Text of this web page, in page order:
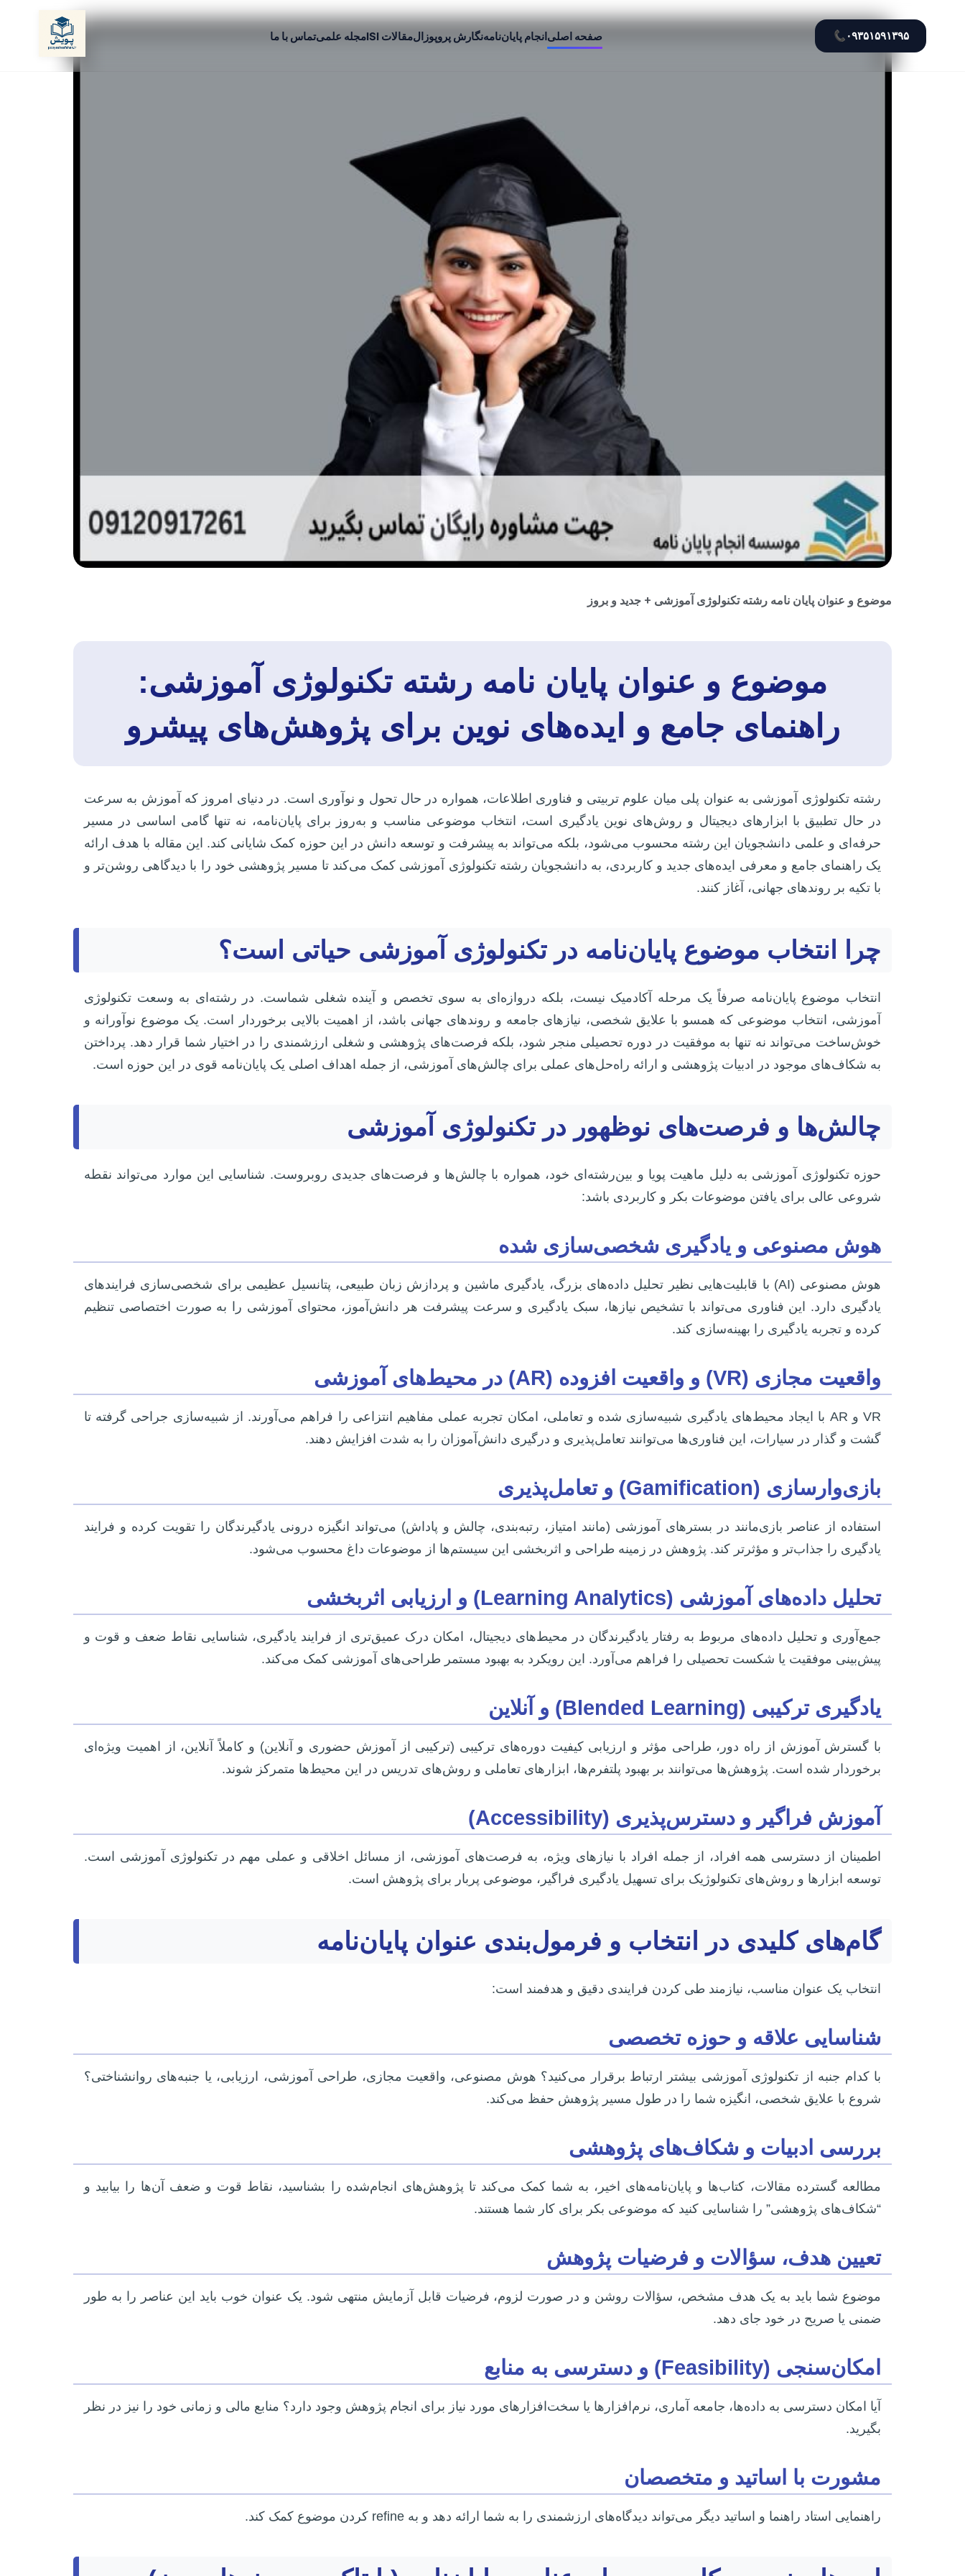
۰۹۳۵۱۵۹۱۳۹۵ 📞 صفحه اصلی انجام پایان‌نامهنگارش پروپوزالمقالات ISI مجله علمیتماس با ما
موضوع و عنوان پایان نامه رشته تکنولوژی آموزشی + جدید و بروز
موضوع و عنوان پایان نامه رشته تکنولوژی آموزشی:
راهنمای جامع و ایده‌های نوین برای پژوهش‌های پیشرو
رشته تکنولوژی آموزشی به عنوان پلی میان علوم تربیتی و فناوری اطلاعات، همواره در حال تحول و نوآوری است. در دنیای امروز که آموزش به سرعت
در حال تطبیق با ابزارهای دیجیتال و روش‌های نوین یادگیری است، انتخاب موضوعی مناسب و به‌روز برای پایان‌نامه، نه تنها گامی اساسی در مسیر
حرفه‌ای و علمی دانشجویان این رشته محسوب می‌شود، بلکه می‌تواند به پیشرفت و توسعه دانش در این حوزه کمک شایانی کند. این مقاله با هدف ارائه
یک راهنمای جامع و معرفی ایده‌های جدید و کاربردی، به دانشجویان رشته تکنولوژی آموزشی کمک می‌کند تا مسیر پژوهشی خود را با دیدگاهی روشن‌تر و
با تکیه بر روندهای جهانی، آغاز کنند.
چرا انتخاب موضوع پایان‌نامه در تکنولوژی آموزشی حیاتی است؟
انتخاب موضوع پایان‌نامه صرفاً یک مرحله آکادمیک نیست، بلکه دروازه‌ای به سوی تخصص و آینده شغلی شماست. در رشته‌ای به وسعت تکنولوژی
آموزشی، انتخاب موضوعی که همسو با علایق شخصی، نیازهای جامعه و روندهای جهانی باشد، از اهمیت بالایی برخوردار است. یک موضوع نوآورانه و
خوش‌ساخت می‌تواند نه تنها به موفقیت در دوره تحصیلی منجر شود، بلکه فرصت‌های پژوهشی و شغلی ارزشمندی را در اختیار شما قرار دهد. پرداختن
به شکاف‌های موجود در ادبیات پژوهشی و ارائه راه‌حل‌های عملی برای چالش‌های آموزشی، از جمله اهداف اصلی یک پایان‌نامه قوی در این حوزه است.
چالش‌ها و فرصت‌های نوظهور در تکنولوژی آموزشی
حوزه تکنولوژی آموزشی به دلیل ماهیت پویا و بین‌رشته‌ای خود، همواره با چالش‌ها و فرصت‌های جدیدی روبروست. شناسایی این موارد می‌تواند نقطه
شروعی عالی برای یافتن موضوعات بکر و کاربردی باشد:
هوش مصنوعی و یادگیری شخصی‌سازی شده
هوش مصنوعی (AI) با قابلیت‌هایی نظیر تحلیل داده‌های بزرگ، یادگیری ماشین و پردازش زبان طبیعی، پتانسیل عظیمی برای شخصی‌سازی فرایندهای
یادگیری دارد. این فناوری می‌تواند با تشخیص نیازها، سبک یادگیری و سرعت پیشرفت هر دانش‌آموز، محتوای آموزشی را به صورت اختصاصی تنظیم
کرده و تجربه یادگیری را بهینه‌سازی کند.
واقعیت مجازی (VR) و واقعیت افزوده (AR) در محیط‌های آموزشی
VR و AR با ایجاد محیط‌های یادگیری شبیه‌سازی شده و تعاملی، امکان تجربه عملی مفاهیم انتزاعی را فراهم می‌آورند. از شبیه‌سازی جراحی گرفته تا
گشت و گذار در سیارات، این فناوری‌ها می‌توانند تعامل‌پذیری و درگیری دانش‌آموزان را به شدت افزایش دهند.
بازی‌وارسازی (Gamification) و تعامل‌پذیری
استفاده از عناصر بازی‌مانند در بسترهای آموزشی (مانند امتیاز، رتبه‌بندی، چالش و پاداش) می‌تواند انگیزه درونی یادگیرندگان را تقویت کرده و فرایند
یادگیری را جذاب‌تر و مؤثرتر کند. پژوهش در زمینه طراحی و اثربخشی این سیستم‌ها از موضوعات داغ محسوب می‌شود.
تحلیل داده‌های آموزشی (Learning Analytics) و ارزیابی اثربخشی
جمع‌آوری و تحلیل داده‌های مربوط به رفتار یادگیرندگان در محیط‌های دیجیتال، امکان درک عمیق‌تری از فرایند یادگیری، شناسایی نقاط ضعف و قوت و
پیش‌بینی موفقیت یا شکست تحصیلی را فراهم می‌آورد. این رویکرد به بهبود مستمر طراحی‌های آموزشی کمک می‌کند.
یادگیری ترکیبی (Blended Learning) و آنلاین
با گسترش آموزش از راه دور، طراحی مؤثر و ارزیابی کیفیت دوره‌های ترکیبی (ترکیبی از آموزش حضوری و آنلاین) و کاملاً آنلاین، از اهمیت ویژه‌ای
برخوردار شده است. پژوهش‌ها می‌توانند بر بهبود پلتفرم‌ها، ابزارهای تعاملی و روش‌های تدریس در این محیط‌ها متمرکز شوند.
آموزش فراگیر و دسترس‌پذیری (Accessibility)
اطمینان از دسترسی همه افراد، از جمله افراد با نیازهای ویژه، به فرصت‌های آموزشی، از مسائل اخلاقی و عملی مهم در تکنولوژی آموزشی است.
توسعه ابزارها و روش‌های تکنولوژیک برای تسهیل یادگیری فراگیر، موضوعی پربار برای پژوهش است.
گام‌های کلیدی در انتخاب و فرمول‌بندی عنوان پایان‌نامه
انتخاب یک عنوان مناسب، نیازمند طی کردن فرایندی دقیق و هدفمند است:
شناسایی علاقه و حوزه تخصصی
با کدام جنبه از تکنولوژی آموزشی بیشتر ارتباط برقرار می‌کنید؟ هوش مصنوعی، واقعیت مجازی، طراحی آموزشی، ارزیابی، یا جنبه‌های روانشناختی؟
شروع با علایق شخصی، انگیزه شما را در طول مسیر پژوهش حفظ می‌کند.
بررسی ادبیات و شکاف‌های پژوهشی
مطالعه گسترده مقالات، کتاب‌ها و پایان‌نامه‌های اخیر، به شما کمک می‌کند تا پژوهش‌های انجام‌شده را بشناسید، نقاط قوت و ضعف آن‌ها را بیابید و
“شکاف‌های پژوهشی” را شناسایی کنید که موضوعی بکر برای کار شما هستند.
تعیین هدف، سؤالات و فرضیات پژوهش
موضوع شما باید به یک هدف مشخص، سؤالات روشن و در صورت لزوم، فرضیات قابل آزمایش منتهی شود. یک عنوان خوب باید این عناصر را به طور
ضمنی یا صریح در خود جای دهد.
امکان‌سنجی (Feasibility) و دسترسی به منابع
آیا امکان دسترسی به داده‌ها، جامعه آماری، نرم‌افزارها یا سخت‌افزارهای مورد نیاز برای انجام پژوهش وجود دارد؟ منابع مالی و زمانی خود را نیز در نظر
بگیرید.
مشورت با اساتید و متخصصان
راهنمایی استاد راهنما و اساتید دیگر می‌تواند دیدگاه‌های ارزشمندی را به شما ارائه دهد و به refine کردن موضوع کمک کند.